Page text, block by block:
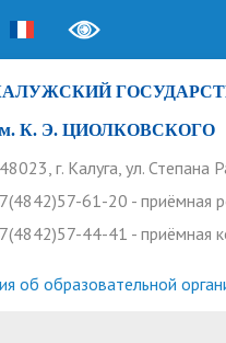
К. Э. ЦИОЛКОВСКОГО
г. Калуга, ул. Степана
61-20 - приёмная
44-41 - приёмная
об образовательной